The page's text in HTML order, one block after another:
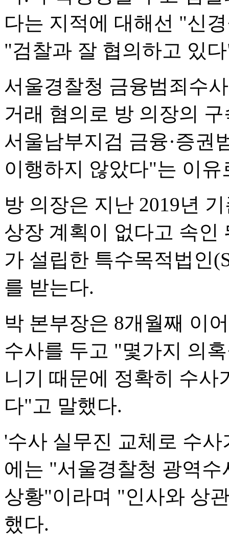
다는 지적에 대해선 "신
"검찰과 잘 협의하고 있
서울경찰청 금융범죄수
거래 혐의로 방 의장의
서울남부지검 금융·증권
이행하지 않았다"는 이
방 의장은 지난 2019년
상장 계획이 없다고 속인
가 설립한 특수목적법인
를 받는다.
박 본부장은 8개월째 이
수사를 두고 "몇가지 의
니기 때문에 정확히 수
다"고 말했다.
'수사 실무진 교체로 수
에는 "서울경찰청 광역
상황"이라며 "인사와 상
했다.